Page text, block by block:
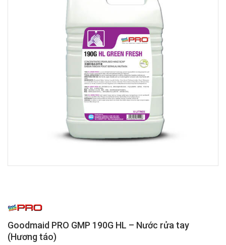
Goodmaid PRO GMP 190G HL – Nước rửa tay
(Hương táo)